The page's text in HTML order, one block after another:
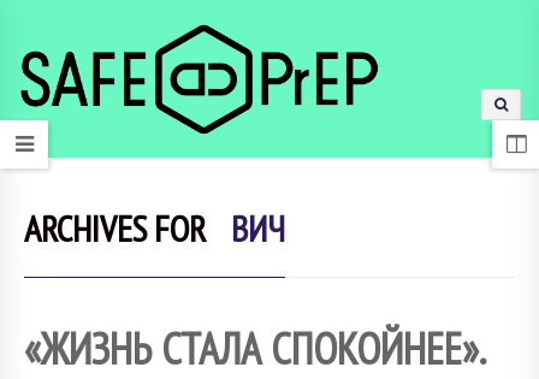
ARCHIVES FOR ВИЧ
«ЖИЗНЬ СТАЛА СПОКОЙНЕЕ».